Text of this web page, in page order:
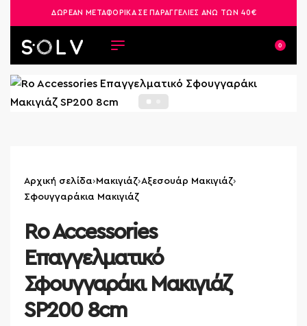
ΔΩΡΕΑΝ ΜΕΤΑΦΟΡΙΚΑ ΣΕ ΠΑΡΑΓΓΕΛΙΕΣ ΑΝΩ ΤΩΝ 40€
0
Αρχική σελίδα›Μακιγιάζ›Αξεσουάρ Μακιγιάζ›
Σφουγγαράκια Μακιγιάζ
Ro Accessories
Επαγγελματικό
Σφουγγαράκι Μακιγιάζ
SP200 8cm